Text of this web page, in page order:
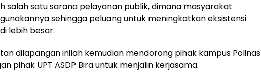
salah satu sarana pelayanan publik, dimana masyarakat
sehingga peluang untuk meningkatkan eksistensi
lebih besar.
dilapangan inilah kemudian mendorong pihak kampus Polinas
pihak UPT ASDP Bira untuk menjalin kerjasama.